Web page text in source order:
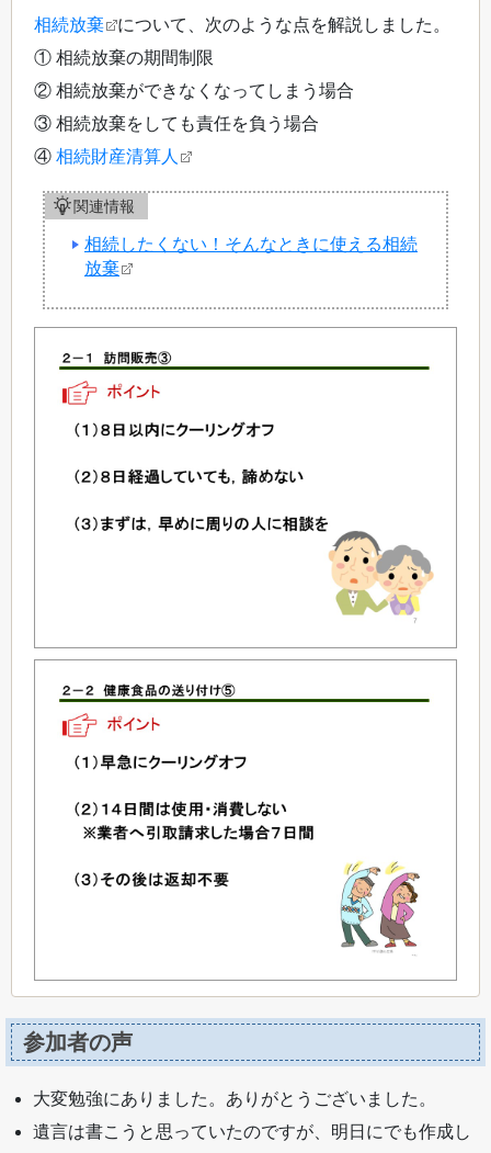
相続放棄
について、次のような点を解説しました。
① 相続放棄の期間制限
② 相続放棄ができなくなってしまう場合
③ 相続放棄をしても責任を負う場合
④ 相続財産清算人
関連情報
相続したくない！そんなときに使える相続
放棄
参加者の声
大変勉強にありました。ありがとうございました。
遺言は書こうと思っていたのですが、明日にでも作成し